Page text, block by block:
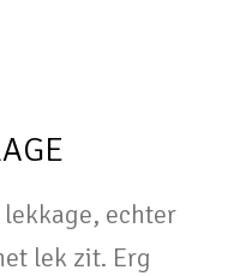
echter
lek zit. Erg